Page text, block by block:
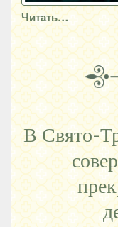
Читать…
В Свято-